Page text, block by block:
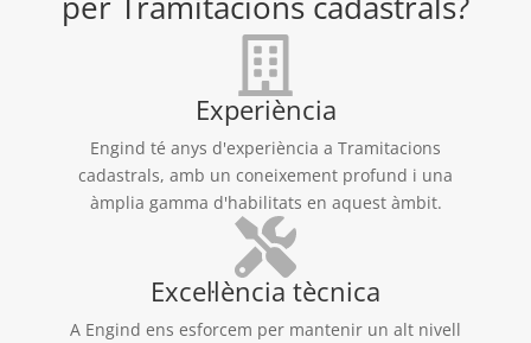
Experiència
Engind té anys d'experiència a Tramitacions
cadastrals, amb un coneixement profund i una
àmplia gamma d'habilitats en aquest àmbit.
Excel·lència tècnica
A Engind ens esforcem per mantenir un alt nivell